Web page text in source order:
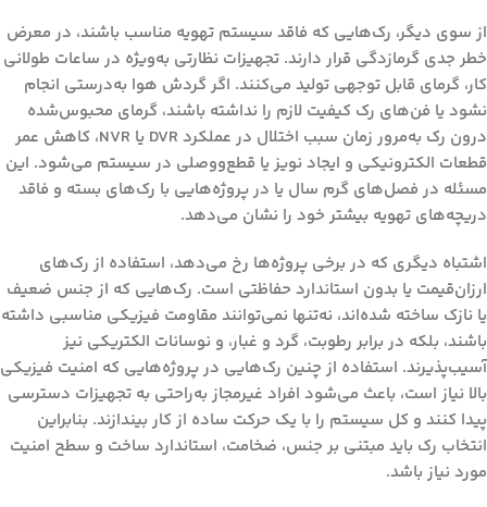
از سوی دیگر، رک‌هایی که فاقد سیستم تهویه مناسب باشند، در معرض
خطر جدی گرمازدگی قرار دارند. تجهیزات نظارتی به‌ویژه در ساعات طولانی
کار، گرمای قابل توجهی تولید می‌کنند. اگر گردش هوا به‌درستی انجام
نشود یا فن‌های رک کیفیت لازم را نداشته باشند، گرمای محبوس‌شده
درون رک به‌مرور زمان سبب اختلال در عملکرد DVR یا NVR، کاهش عمر
قطعات الکترونیکی و ایجاد نویز یا قطع‌ووصلی در سیستم می‌شود. این
مسئله در فصل‌های گرم سال یا در پروژه‌هایی با رک‌های بسته و فاقد
دریچه‌های تهویه بیشتر خود را نشان می‌دهد.
اشتباه دیگری که در برخی پروژه‌ها رخ می‌دهد، استفاده از رک‌های
ارزان‌قیمت یا بدون استاندارد حفاظتی است. رک‌هایی که از جنس ضعیف
یا نازک ساخته شده‌اند، نه‌تنها نمی‌توانند مقاومت فیزیکی مناسبی داشته
باشند، بلکه در برابر رطوبت، گرد و غبار، و نوسانات الکتریکی نیز
آسیب‌پذیرند. استفاده از چنین رک‌هایی در پروژه‌هایی که امنیت فیزیکی
بالا نیاز است، باعث می‌شود افراد غیرمجاز به‌راحتی به تجهیزات دسترسی
پیدا کنند و کل سیستم را با یک حرکت ساده از کار بیندازند. بنابراین
انتخاب رک باید مبتنی بر جنس، ضخامت، استاندارد ساخت و سطح امنیت
مورد نیاز باشد.